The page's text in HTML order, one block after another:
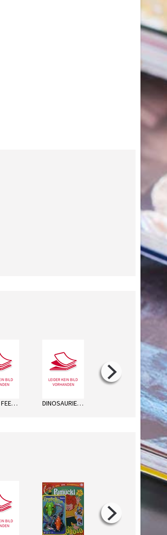
LILLIFEE FEEN WT DINOSAURIER WT BIBI & TINA WEIHNACH